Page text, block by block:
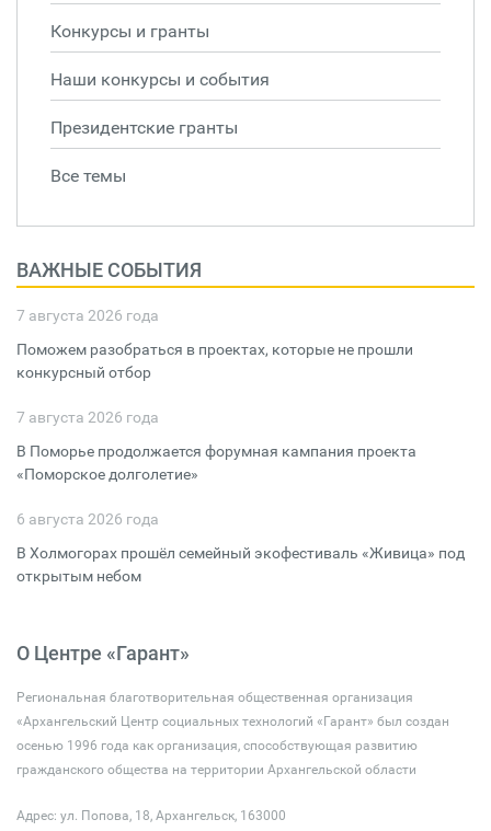
Конкурсы и гранты
Наши конкурсы и события
Президентские гранты
Все темы
ВАЖНЫЕ СОБЫТИЯ
7 августа 2026 года
Поможем разобраться в проектах, которые не прошли
конкурсный отбор
7 августа 2026 года
В Поморье продолжается форумная кампания проекта
«Поморское долголетие»
6 августа 2026 года
В Холмогорах прошёл семейный экофестиваль «Живица» под
открытым небом
О Центре «Гарант»
Региональная благотворительная общественная организация
«Архангельский Центр социальных технологий «Гарант» был создан
осенью 1996 года как организация, способствующая развитию
гражданского общества на территории Архангельской области
Адрес: ул. Попова, 18, Архангельск, 163000